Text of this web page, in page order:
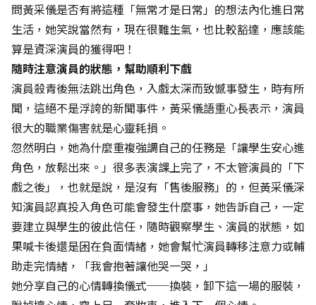
問黃采儀是否有將這種「無常才是日常」的想法內化進日常
生活，她笑說當然有，現在很難生氣，也比較豁達，應該能
算是資深演員的獲得吧！
隨時注意演員的狀態，幫助順利下戲
演員殺青後無法跳出角色，入戲太深而致憾事發生，時有所
聞，這絕不是浮誇的新聞事件，黃采儀語重心長表示，演員
很大的職業傷害就是心靈耗損。
忽然明白，她為什麼重複強調自己的任務是「讓學生安心進
角色，放鬆出來。」很多表演課上完了，不太管演員的「下
戲之後」，也就是說，是沒有「售後服務」的，但黃采儀深
知演員認真投入角色可能會發生什麼事，她告訴自己，一定
要建立與學生的彼此信任，隨時觀察學生、演員的狀態，如
果喊卡後還是困在負面情緒，她會幫忙演員轉移注意力或輔
助走完情緒，「我會抱著讓他哭一哭，」
她分享自己的心情轉換儀式──換裝，卸下這一場的服裝，